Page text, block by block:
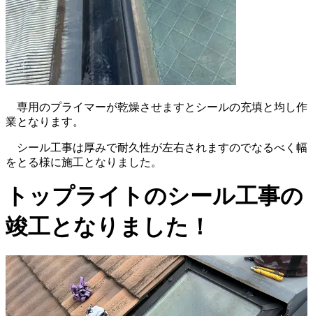
専用のプライマーが乾燥させますとシールの充填と均し作
業となります。
シール工事は厚みで耐久性が左右されますのでなるべく幅
をとる様に施工となりました。
トップライトのシール工事の
竣工となりました！